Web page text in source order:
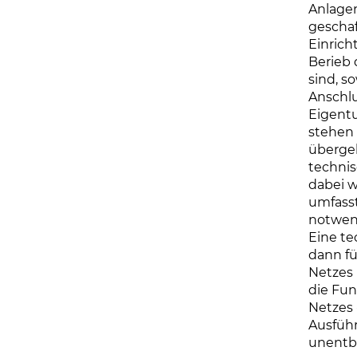
Berieb
sind,
stehen
dabei
Eine
dann
die
Netzes